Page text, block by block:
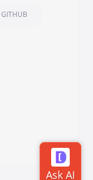
GITHUB